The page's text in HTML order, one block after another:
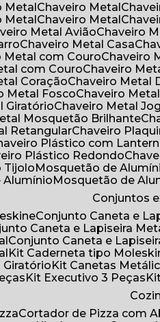
Metal Chaveiro Metal
Metal Chaveiro Metal
Metal Avião Chaveiro
Chaveiro Metal Casa
Metal com Couro
com Couro Chaveiro
Coração Chaveiro Metal
Metal Fosco Chaveiro
Giratório Chaveiro Metal
Mosquetão Brilhante
Retangular Chaveiro
Plástico com
Plástico Redondo
Tijolo Mosquetão de
Alumínio Mosquetão de
Conjuntos
Conjunto Caneta e
Caneta e Lapiseira
Conjunto Caneta e
Kit Caderneta tipo
Giratório
Kit Canetas
Kit Executivo 3 Peças
Cortador de Pizza com